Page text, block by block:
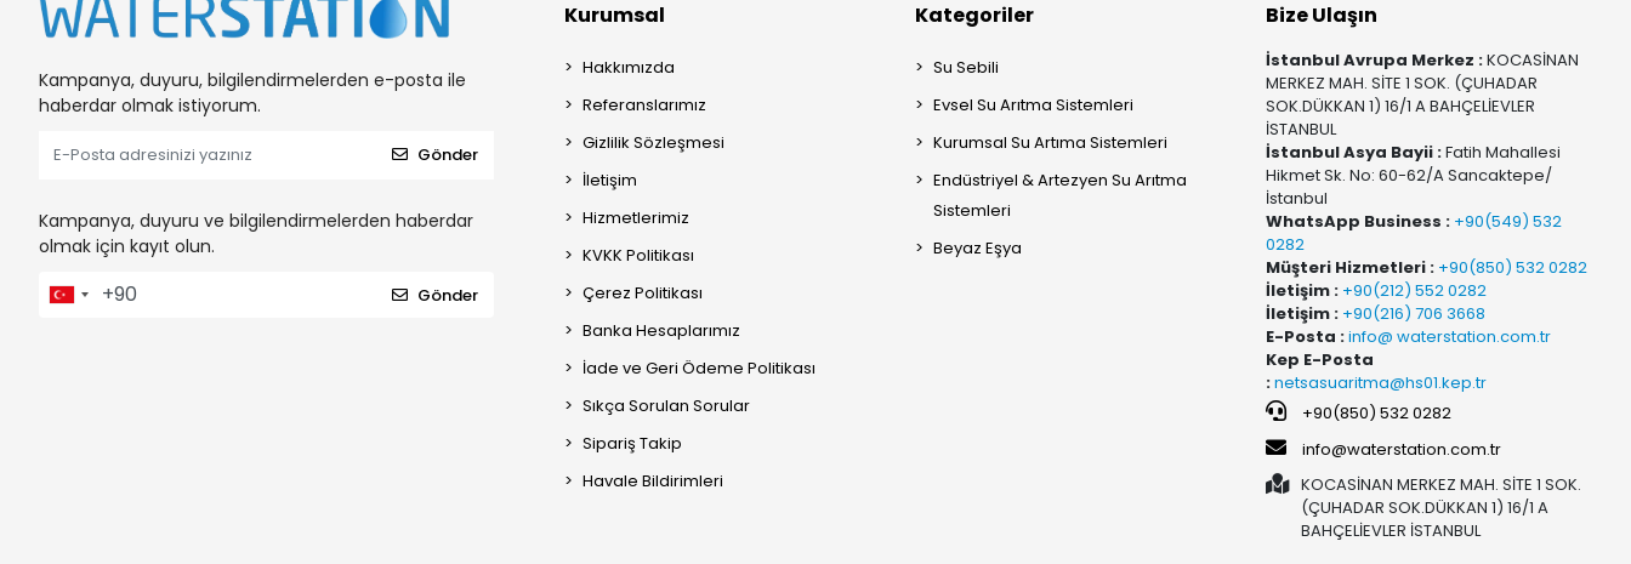
Kampanya, duyuru, bilgilendirmelerden e-posta ile
haberdar olmak istiyorum.
Gönder
Kampanya, duyuru ve bilgilendirmelerden haberdar
olmak için kayıt olun.
Gönder
Kurumsal
Hakkımızda
Referanslarımız
Gizlilik Sözleşmesi
İletişim
Hizmetlerimiz
KVKK Politikası
Çerez Politikası
Banka Hesaplarımız
İade ve Geri Ödeme Politikası
Sıkça Sorulan Sorular
Sipariş Takip
Havale Bildirimleri
Kategoriler
Su Sebili
Evsel Su Arıtma Sistemleri
Kurumsal Su Artıma Sistemleri
Endüstriyel & Artezyen Su Arıtma
Sistemleri
Beyaz Eşya
Bize Ulaşın
İstanbul Avrupa Merkez :KOCASİNAN
MERKEZ MAH. SİTE 1 SOK. (ÇUHADAR
SOK.DÜKKAN 1) 16/1 A BAHÇELİEVLER
İSTANBUL
İstanbul Asya Bayii :Fatih Mahallesi
Hikmet Sk. No: 60-62/A Sancaktepe/
İstanbul
WhatsApp Business : +90(549) 532
0282
Müşteri Hizmetleri : +90(850) 532 0282
İletişim : +90(212) 552 0282
İletişim : +90(216) 706 3668
E-Posta :info@ waterstation.com.tr
Kep E-Posta
:netsasuaritma@hs01.kep.tr
+90(850) 532 0282
info@waterstation.com.tr
KOCASİNAN MERKEZ MAH. SİTE 1 SOK.
(ÇUHADAR SOK.DÜKKAN 1) 16/1 A
BAHÇELİEVLER İSTANBUL